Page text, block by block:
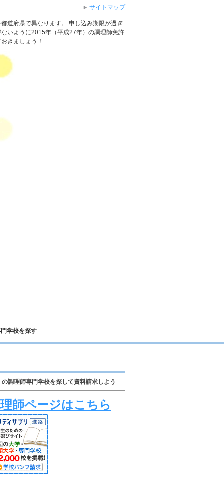
道府県で異なります。 申し込み期限が過ぎ
いように2015年（平成27年）の調理師免許
きましょう！
学校を探す
の調理師専門学校を探して資料請求しよう
師ページはこちら
サイトマップ